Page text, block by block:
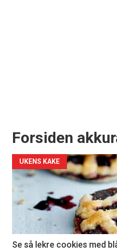
Forsiden
UKENS KAKE
Se så lekre cookies med